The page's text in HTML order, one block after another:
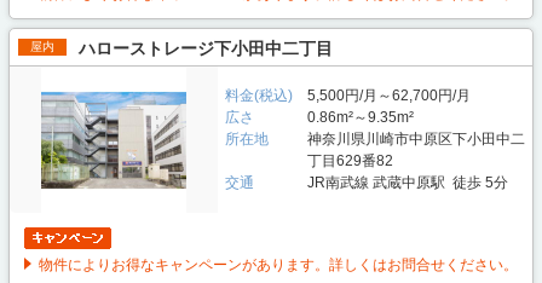
屋内 ハローストレージ下小田中二丁目
料金(税込)
5,500円/月～62,700円/月
広さ
0.86m²～9.35m²
所在地
神奈川県川崎市中原区下小田中二
丁目629番82
交通
JR南武線 武蔵中原駅 徒歩 5分
物件によりお得なキャンペーンがあります。詳しくはお問合せください。